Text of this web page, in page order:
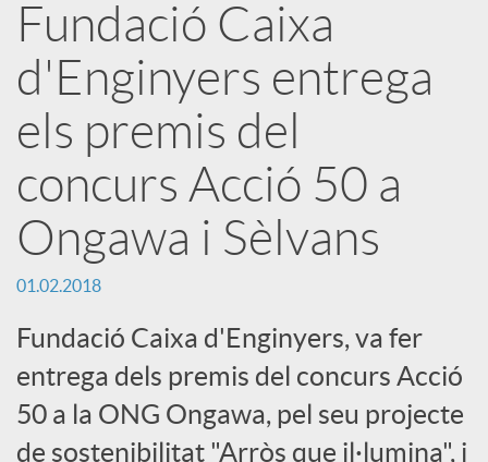
X
a
r
x
e
s
Fundació Caixa
d'Enginyers entrega
els premis del
concurs Acció 50 a
Ongawa i Sèlvans
01.02.2018
Fundació Caixa d'Enginyers, va fer
entrega dels premis del concurs Acció
50 a la ONG Ongawa, pel seu projecte
de sostenibilitat "Arròs que il·lumina", i